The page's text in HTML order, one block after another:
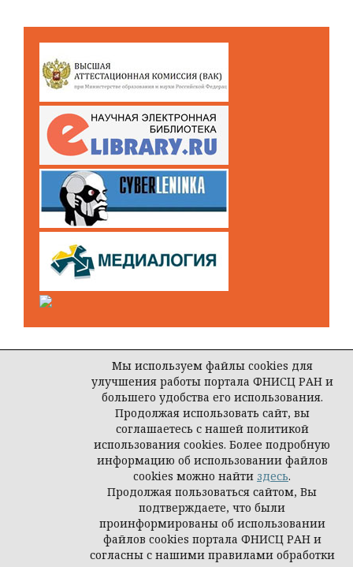
Open Journal Systems
© ООО Редакция журнала «Власть»
Мы используем файлы cookies для
улучшения работы портала ФНИСЦ РАН и
большего удобства его использования.
Продолжая использовать сайт, вы
соглашаетесь с нашей политикой
использования cookies. Более подробную
информацию об использовании файлов
cookies можно найти здесь.
Продолжая пользоваться сайтом, Вы
подтверждаете, что были
проинформированы об использовании
файлов cookies портала ФНИСЦ РАН и
согласны с нашими правилами обработки